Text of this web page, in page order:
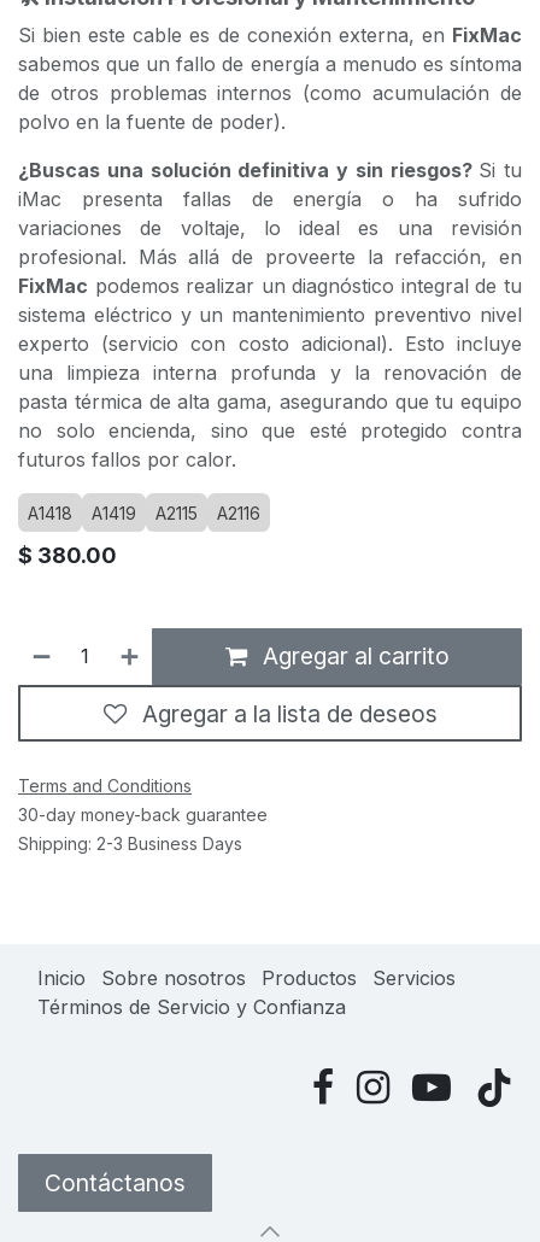
Si bien este cable es de conexión externa, en FixMac
sabemos que un fallo de energía a menudo es síntoma
de otros problemas internos (como acumulación de
polvo en la fuente de poder).
¿Buscas una solución definitiva y sin riesgos? Si tu
iMac presenta fallas de energía o ha sufrido
variaciones de voltaje, lo ideal es una revisión
profesional. Más allá de proveerte la refacción, en
FixMac podemos realizar un diagnóstico integral de tu
sistema eléctrico y un mantenimiento preventivo nivel
experto (servicio con costo adicional). Esto incluye
una limpieza interna profunda y la renovación de
pasta térmica de alta gama, asegurando que tu equipo
no solo encienda, sino que esté protegido contra
futuros fallos por calor.
A1418 A1419 A2115 A2116
$ 380.00
Agregar al carrito
Agregar a la lista de deseos
Terms and Conditions
30-day money-back guarantee
Shipping: 2-3 Business Days
Inicio Sobre nosotros Productos
Servicios
Términos de Servicio y Confianza
Contáctanos